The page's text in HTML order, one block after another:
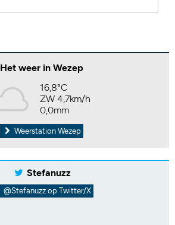
Het weer in Wezep
16,8°C
ZW 4,7km/h
0,0mm
Weerstation Wezep
Stefanuzz
@Stefanuzz op Twitter/X